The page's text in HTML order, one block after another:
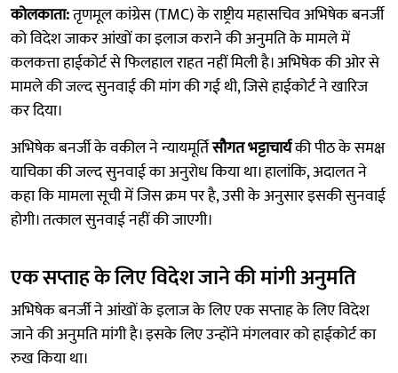
कोलकाता:तृणमूल कांग्रेस (TMC) के राष्ट्रीय महासचिव अभिषेक बनर्जी
को विदेश जाकर आंखों का इलाज कराने की अनुमति के मामले में
कलकत्ता हाईकोर्ट से फिलहाल राहत नहीं मिली है। अभिषेक की ओर से
मामले की जल्द सुनवाई की मांग की गई थी, जिसे हाईकोर्ट ने खारिज
कर दिया।
अभिषेक बनर्जी के वकील ने न्यायमूर्तिसौगत भट्टाचार्यकी पीठ के समक्ष
याचिका की जल्द सुनवाई का अनुरोध किया था। हालांकि, अदालत ने
कहा कि मामला सूची में जिस क्रम पर है, उसी के अनुसार इसकी सुनवाई
होगी। तत्काल सुनवाई नहीं की जाएगी।
एक सप्ताह के लिए विदेश जाने की मांगी अनुमति
अभिषेक बनर्जी ने आंखों के इलाज के लिए एक सप्ताह के लिए विदेश
जाने की अनुमति मांगी है। इसके लिए उन्होंने मंगलवार को हाईकोर्ट का
रुख किया था।